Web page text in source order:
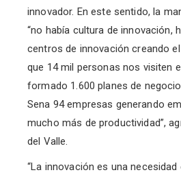
innovador. En este sentido, la
“no había cultura de innovación,
centros de innovación creando
que 14 mil personas nos visiten
formado 1.600 planes de
Sena 94 empresas generando
mucho más de productividad”,
del Valle.
“La innovación es una